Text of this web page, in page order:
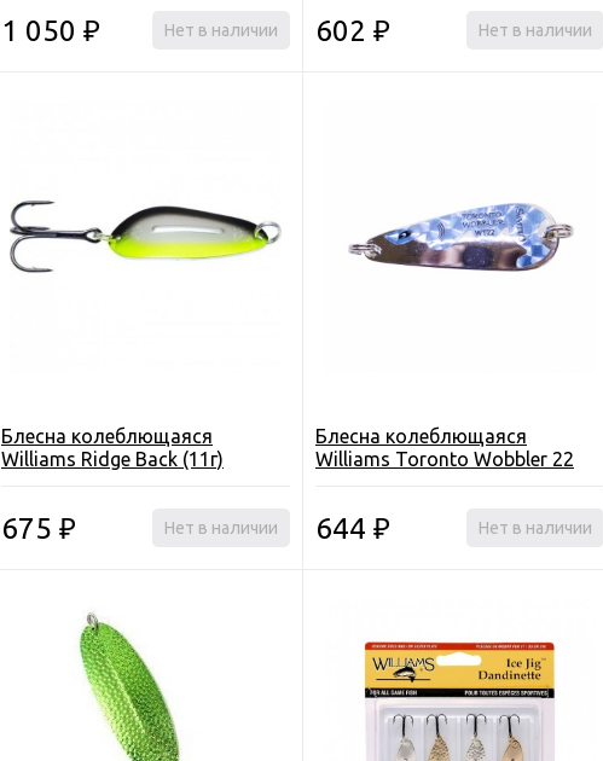
1 050 ₽ Нет в наличии 602 ₽ Нет в наличии
Блесна колеблющаяся
Williams Ridge Back (11г)
675 ₽ Нет в наличии
Блесна колеблющаяся
Williams Toronto Wobbler 22
644 ₽ Нет в наличии